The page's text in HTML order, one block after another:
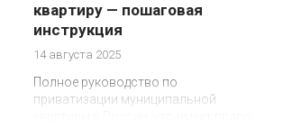
квартиру — пошаговая
инструкция
14 августа 2025
Полное руководство по
приватизации муниципальной